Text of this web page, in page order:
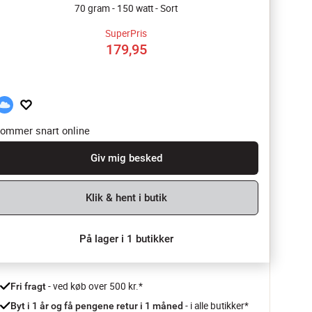
70 gram - 150 watt - Sort
SuperPris
179,95
snart online
Giv mig besked
Klik & hent i butik
På lager i 1 butikker
Fri fragt - ved køb over 500 kr.*
Byt i 1 år og få pengene retur i 1 måned - i alle butikker*